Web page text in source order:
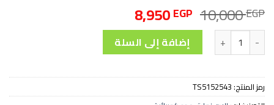
10,000EGP السعر
الأصلي
هو:
10,000 EGP.
8,950EGP
الحالي
هو:
8,950 EGP.
كمية منشار ترابيزة 10 بوصة 1500 وات - TS5152543إضافة إلى السلة
رمز المنتج:TS5152543